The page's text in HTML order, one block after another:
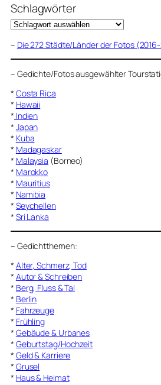
Schlagwörter
– Die 272 Städte/Länder der Fotos
– Gedichte/Fotos ausgewählter
* Costa Rica
* Hawaii
* Indien
* Japan
* Kuba
* Madagaskar
* Malaysia (Borneo)
* Marokko
* Mauritius
* Namibia
* Seychellen
* Sri Lanka
– Gedichtthemen:
* Alter, Schmerz, Tod
* Autor & Schreiben
* Berg, Fluss & Tal
* Berlin
* Fahrzeuge
* Frühling
* Gebäude & Urbanes
* Geburtstag/Hochzeit
* Geld & Karriere
* Grusel
* Haus & Heimat